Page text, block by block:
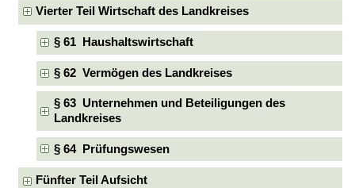
Vierter Teil Wirtschaft des Landkreises
§ 61 Haushaltswirtschaft
§ 62 Vermögen des Landkreises
§ 63 Unternehmen und Beteiligungen des
Landkreises
§ 64 Prüfungswesen
Fünfter Teil Aufsicht